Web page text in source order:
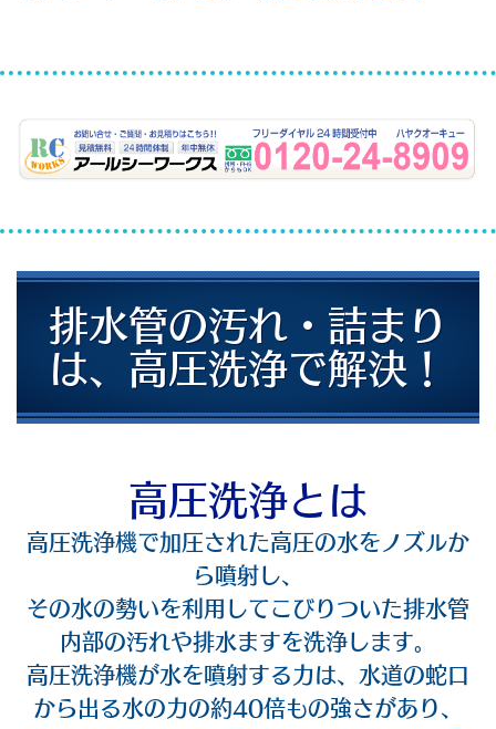
排水管の汚れ・詰まり
は、高圧洗浄で解決！
高圧洗浄とは
高圧洗浄機で加圧された高圧の水をノズルか
ら噴射し、
その水の勢いを利用してこびりついた排水管
内部の汚れや排水ますを洗浄します。
高圧洗浄機が水を噴射する力は、水道の蛇口
から出る水の力の約40倍もの強さがあり、